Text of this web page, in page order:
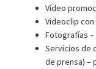
Vídeo
Videoclip con
Fotografías –
Servicios de
de prensa) –